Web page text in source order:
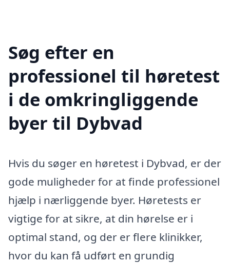
Søg efter en
professionel til høretest
i de omkringliggende
byer til Dybvad
Hvis du søger en høretest i Dybvad, er der
gode muligheder for at finde professionel
hjælp i nærliggende byer. Høretests er
vigtige for at sikre, at din hørelse er i
optimal stand, og der er flere klinikker,
hvor du kan få udført en grundig